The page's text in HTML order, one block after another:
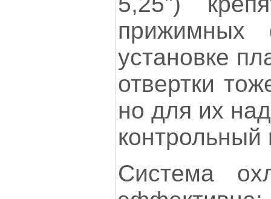
прижимных
установке
отвертки
но для их
Система